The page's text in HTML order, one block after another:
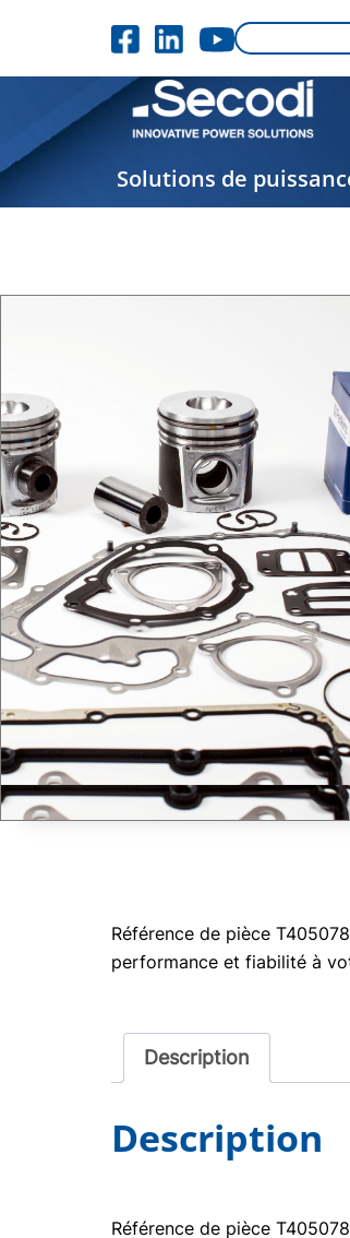
Solutions de
Référence de pièce
performance et fiabilité à
Description
Description
Référence de pièce